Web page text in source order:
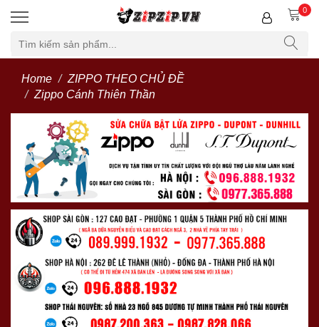
0
Home
ZIPPO THEO CHỦ ĐỀ
Zippo Cánh Thiên Thần